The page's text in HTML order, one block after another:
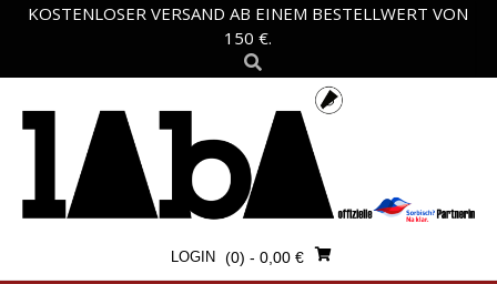
KOSTENLOSER VERSAND AB EINEM BESTELLWERT VON
150 €.
LOGIN (0) - 0,00 €